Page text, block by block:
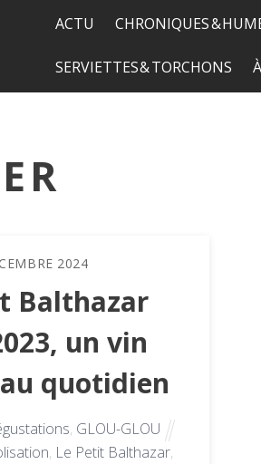
ACTU CHRONIQUES &
SERVIETTES & TORCHONS
2024
Balthazar
un vin
quotidien
, GLOU-GLOU
, Le Petit Balthazar,